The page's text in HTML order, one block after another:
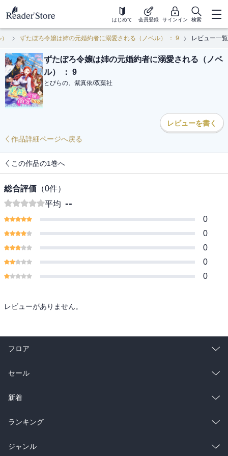
はじめて 会員登録 サインイン 検索
ずたぼろ令嬢は姉の元婚約者に溺愛される（ノベル） ： 9 レビュー一覧
ずたぼろ令嬢は姉の元婚約者に溺愛される（ノベ
ル） ： 9
とびらの、紫真依/双葉社
レビューを書く
作品詳細ページへ戻る
この作品の1巻へ
総合評価 （0件）
平均 --
0
0
0
0
0
レビューがありません。
フロア
総合
ラノベ
雑誌・グラビア
BL・TL
セール
総合
ラノベ
雑誌・グラビア
新着
総合
ラノベ
ランキング
総合
ジャンル